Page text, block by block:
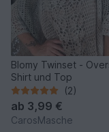
Blomy Twinset -
Shirt und Top
(2)
ab 3,99 €
CarosMasche